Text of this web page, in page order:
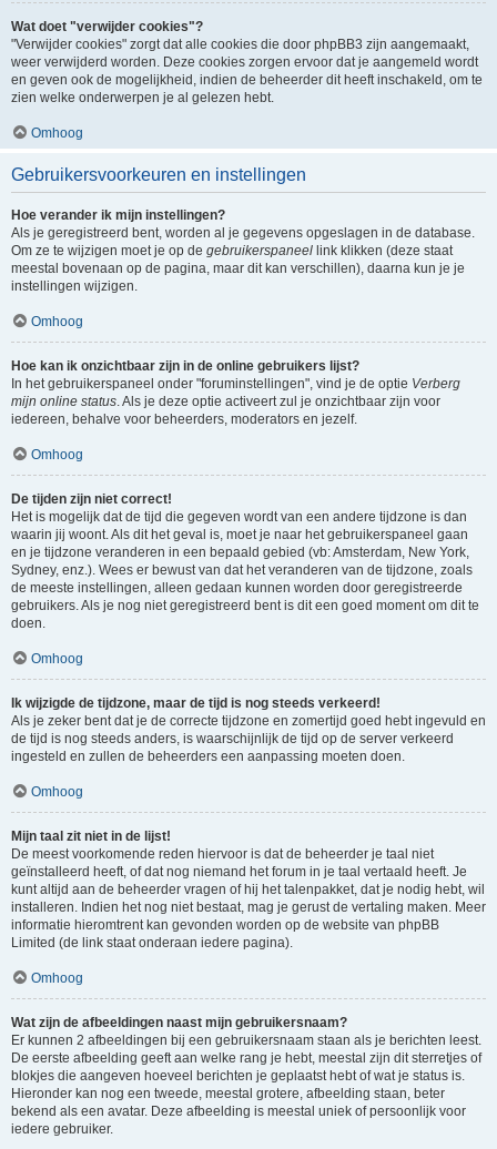
Wat doet "verwijder cookies"?
"Verwijder cookies" zorgt dat alle cookies die door phpBB3 zijn aangemaakt,
weer verwijderd worden. Deze cookies zorgen ervoor dat je aangemeld wordt
en geven ook de mogelijkheid, indien de beheerder dit heeft inschakeld, om te
zien welke onderwerpen je al gelezen hebt.
Omhoog
Gebruikersvoorkeuren en instellingen
Hoe verander ik mijn instellingen?
Als je geregistreerd bent, worden al je gegevens opgeslagen in de database.
Om ze te wijzigen moet je op de gebruikerspaneel link klikken (deze staat
meestal bovenaan op de pagina, maar dit kan verschillen), daarna kun je je
instellingen wijzigen.
Omhoog
Hoe kan ik onzichtbaar zijn in de online gebruikers lijst?
In het gebruikerspaneel onder "foruminstellingen", vind je de optie Verberg
mijn online status . Als je deze optie activeert zul je onzichtbaar zijn voor
iedereen, behalve voor beheerders, moderators en jezelf.
Omhoog
De tijden zijn niet correct!
Het is mogelijk dat de tijd die gegeven wordt van een andere tijdzone is dan
waarin jij woont. Als dit het geval is, moet je naar het gebruikerspaneel gaan
en je tijdzone veranderen in een bepaald gebied (vb: Amsterdam, New York,
Sydney, enz.). Wees er bewust van dat het veranderen van de tijdzone, zoals
de meeste instellingen, alleen gedaan kunnen worden door geregistreerde
gebruikers. Als je nog niet geregistreerd bent is dit een goed moment om dit te
doen.
Omhoog
Ik wijzigde de tijdzone, maar de tijd is nog steeds verkeerd!
Als je zeker bent dat je de correcte tijdzone en zomertijd goed hebt ingevuld en
de tijd is nog steeds anders, is waarschijnlijk de tijd op de server verkeerd
ingesteld en zullen de beheerders een aanpassing moeten doen.
Omhoog
Mijn taal zit niet in de lijst!
De meest voorkomende reden hiervoor is dat de beheerder je taal niet
geïnstalleerd heeft, of dat nog niemand het forum in je taal vertaald heeft. Je
kunt altijd aan de beheerder vragen of hij het talenpakket, dat je nodig hebt, wil
installeren. Indien het nog niet bestaat, mag je gerust de vertaling maken. Meer
informatie hieromtrent kan gevonden worden op de website van phpBB
Limited (de link staat onderaan iedere pagina).
Omhoog
Wat zijn de afbeeldingen naast mijn gebruikersnaam?
Er kunnen 2 afbeeldingen bij een gebruikersnaam staan als je berichten leest.
De eerste afbeelding geeft aan welke rang je hebt, meestal zijn dit sterretjes of
blokjes die aangeven hoeveel berichten je geplaatst hebt of wat je status is.
Hieronder kan nog een tweede, meestal grotere, afbeelding staan, beter
bekend als een avatar. Deze afbeelding is meestal uniek of persoonlijk voor
iedere gebruiker.